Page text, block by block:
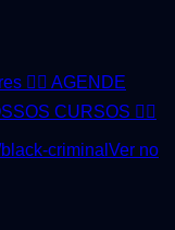
👇🏻 AGENDE
CURSOS 👇🏻
criminal Ver no